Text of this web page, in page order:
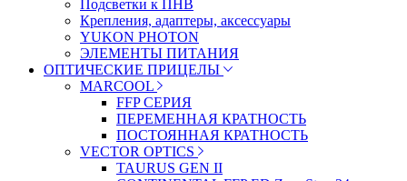
Подсветки к ПНВ
Крепления, адаптеры, аксессуары
YUKON PHOTON
ЭЛЕМЕНТЫ ПИТАНИЯ
ОПТИЧЕСКИЕ ПРИЦЕЛЫ
MARCOOL
FFP СЕРИЯ
ПЕРЕМЕННАЯ КРАТНОСТЬ
ПОСТОЯННАЯ КРАТНОСТЬ
VECTOR OPTICS
TAURUS GEN II